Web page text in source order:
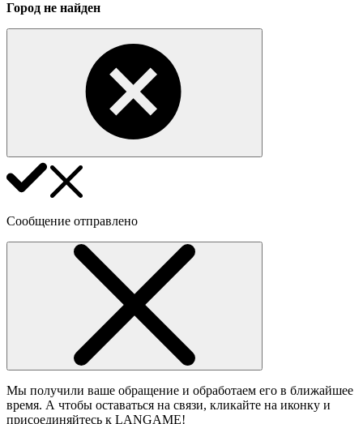
Город не найден
Сообщение отправлено
Мы получили ваше обращение и обработаем его в ближайшее
время. А чтобы оставаться на связи, кликайте на иконку и
присоединяйтесь к LANGAME!